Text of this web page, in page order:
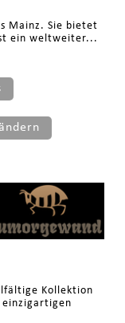
Mainz. Sie bietet
ein weltweiter...
Kollektion
einzigartigen